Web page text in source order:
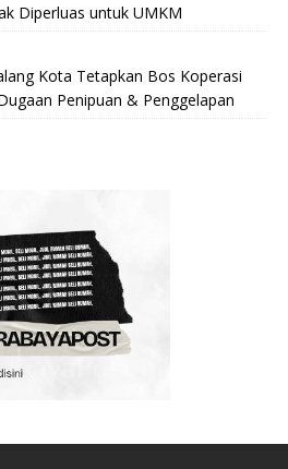
Diperluas untuk UMKM
Kota Tetapkan Bos Koperasi
Penipuan & Penggelapan